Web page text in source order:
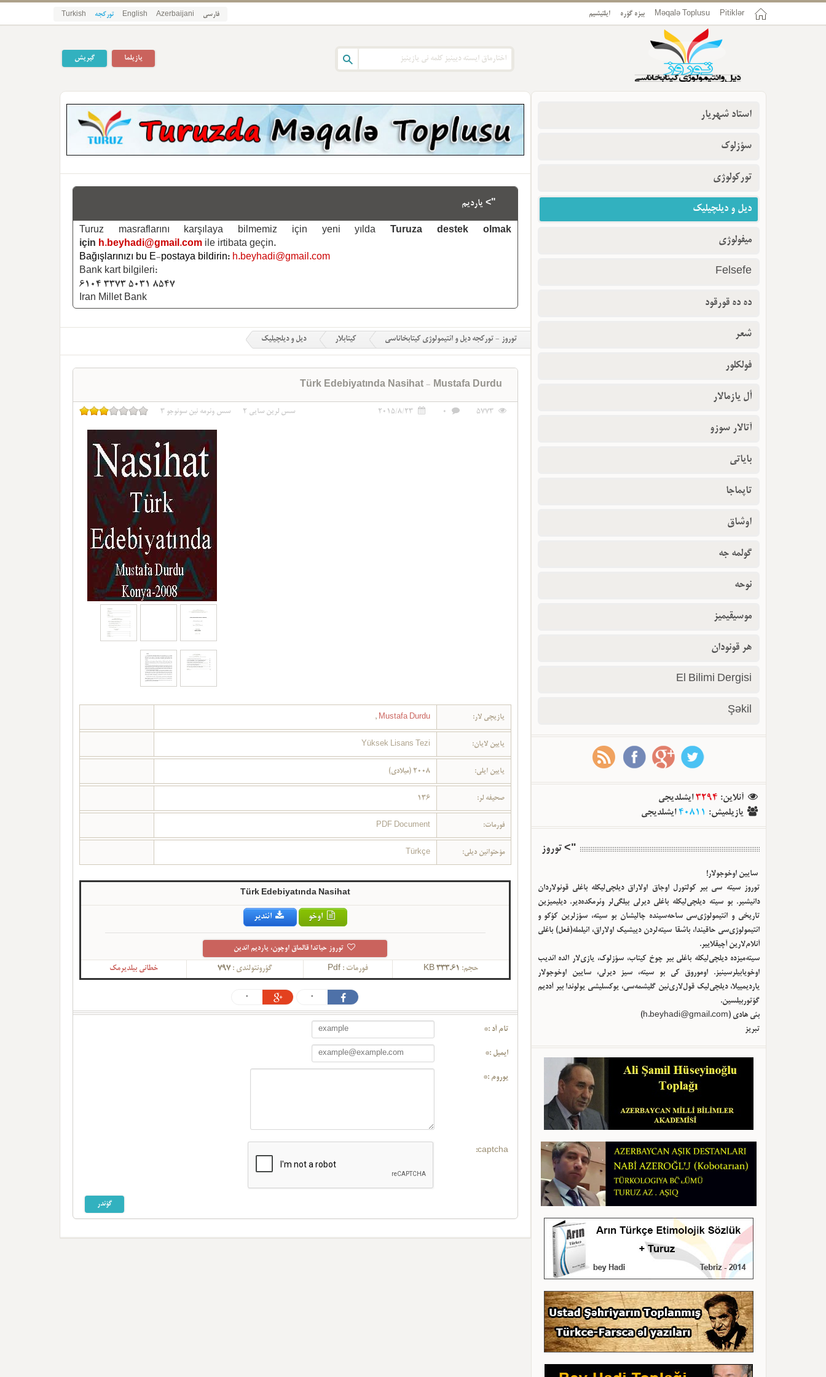
Pitiklər
Məqalə Toplusu بیزه گؤره ایلتیشیم فارسی Azerbaijani
English تورکجه Turkish
گیریش یازیلما
"> یاردیم
Turuz masraflarını karşılaya bilmemiz için yeni yılda
Turuza destek olmak
için h.beyhadi@gmail.com ile irtibata geçin.
Bağışlarınızı bu E-postaya bildirin: h.beyhadi@gmail.com
Bank kart bilgileri:
6104 3373 5031 8547
Iran Millet Bank
توروز - تورکجه دیل و ائتیمولوژی کیتابخاناسی کیتابلار دیل و دیلچیلیک
Türk Edebiyatında Nasihat - Mustafa Durdu
5773
0
2015/8/23 سس لرین سایی 2 سس وئرمه نین سونوجو 3
یازیچی لار: Mustafa Durdu
,
یایین لایان: Yüksek Lisans Tezi
یایین ایلی: 2008 (میلادی)
صحیفه لر: 136
فورمات: PDF Document
مؤحتوانین دیلی: Türkçe
Türk Edebiyatında Nasihat
اوخو ائندیر
توروز حیاتدا قالماق اوچون، یاردیم ائدین
حجم: 333.61 KB فورمات : Pdf گؤرونتولندی : 797 خطانی بیلدیرمک
0
0
تام آد :*
ایمیل :*
یوروم :*
captcha:
استاد شهریار
سؤزلوک
تورکولوژی
دیل و دیلچیلیک
میفولوژی
Felsefe
ده ده قورقود
شعر
فولکلور
أل یازمالار
آتالار سوزو
بایاتی
تاپماجا
اوشاق
گولمه جه
نوحه
موسیقیمیز
هر قونودان
El Bilimi Dergisi
Şəkil
آنلاین:
3294ایشلدیجی
یازیلمیش:
40811ایشلدیجی
"> توروز
سایین اوخوجولار!
توروز سیته سی بیر کولتورل اوجاق اولا‌راق دیلچی‌لیکله باغلی قونولاردان
دانیشیر. بو سیته دیلچی‌لیکله باغلی دیرلی بیلگی‌لر وئرمکده‌دیر. دیلیمیزین
تاریخی و ائتیمولوژی‌سی ساحه‌سینده چالیشان بو سیته، سؤزلرین کؤکو و
ائتیمولوژی‌سی حاقیندا، باشقا سیته‌لردن دییشیک اولا‌راق، ائیلمله(فعل) باغلی
آنلام‌لارین آچیقلاییر.
سیته‌میزده دیلچی‌لیکله باغلی بیر چوخ کیتاب، سؤزلوک، یازی‌لار الده ائدیب
اوخویابیلرسینیز. اوموروق کی بو سیته، سیز دیرلی، سایین اوخوجولار
یاردیمییلا، دیلچی‌لیک قول‌لاری‌نین گلیشمه‌سی، یوکسلیشی یولوندا بیر آددیم
گؤتوربیلسین.
بئی هادی (h.beyhadi@gmail.com
)
تبریز